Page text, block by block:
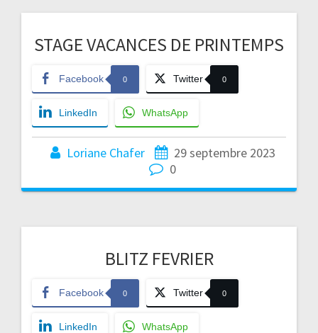
STAGE VACANCES DE PRINTEMPS
Facebook 0 Twitter 0
LinkedIn WhatsApp
Loriane Chafer
29 septembre 2023
0
BLITZ FEVRIER
Facebook 0 Twitter 0
LinkedIn WhatsApp